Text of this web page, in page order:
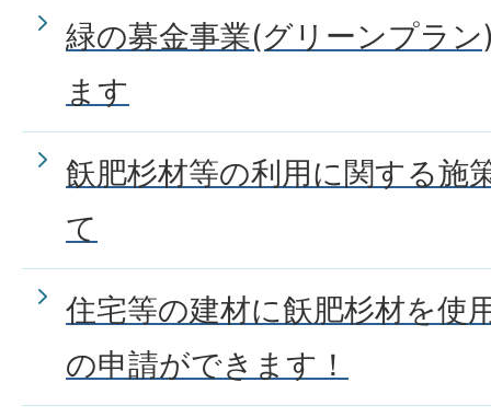
緑の募金事業(グリーンプラ
ます
飫肥杉材等の利用に関する施
て
住宅等の建材に飫肥杉材を使
の申請ができます！